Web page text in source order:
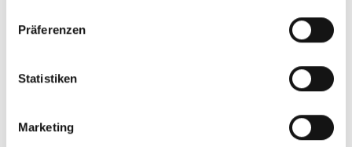
Präferenzen
Statistiken
Marketing
84,95 €